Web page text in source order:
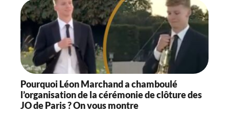
Pourquoi Léon Marchand a chamboulé
l’organisation de la cérémonie de clôture des
JO de Paris ? On vous montre